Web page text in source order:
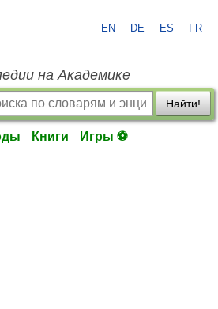
EN DE ES FR
на Академике
Найти!
Книги Игры ⚽